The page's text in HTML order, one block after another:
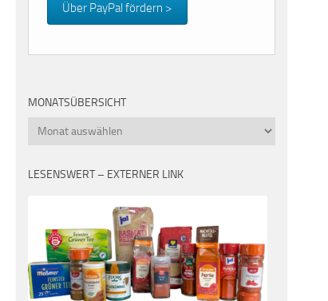
Über PayPal fördern >
MONATSÜBERSICHT
Monatsübersicht
LESENSWERT – EXTERNER LINK